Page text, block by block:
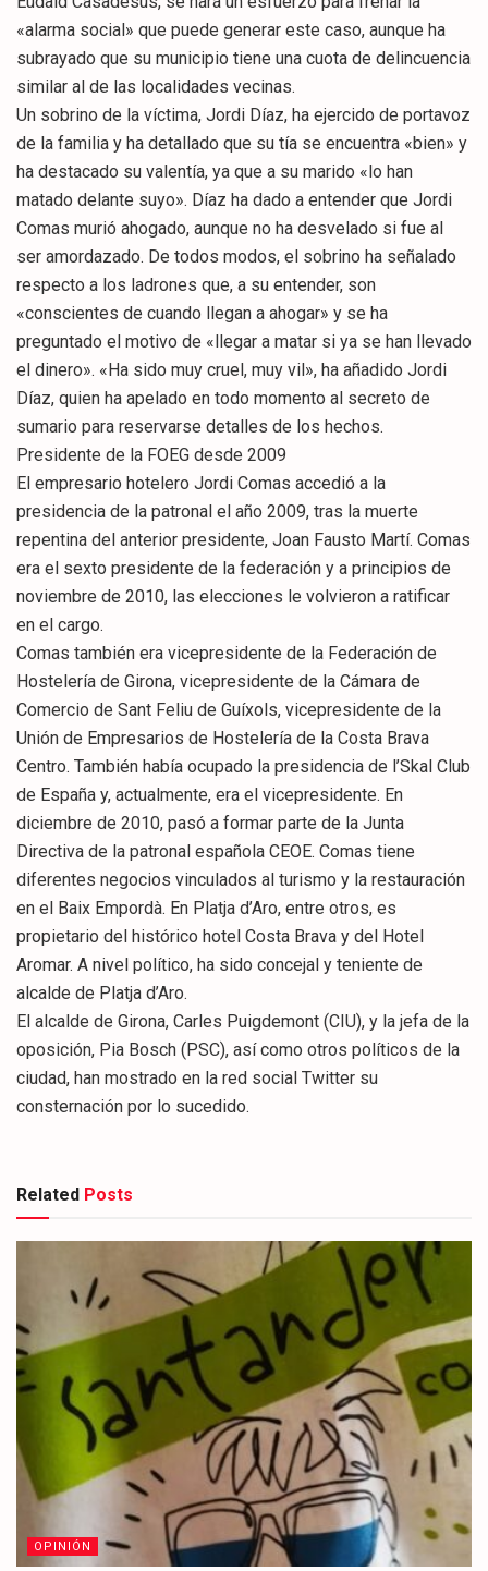
«alarma social» que puede generar este caso, aunque ha
subrayado que su municipio tiene una cuota de delincuencia
similar al de las localidades vecinas.
Un sobrino de la víctima, Jordi Díaz, ha ejercido de portavoz
de la familia y ha detallado que su tía se encuentra «bien» y
ha destacado su valentía, ya que a su marido «lo han
matado delante suyo». Díaz ha dado a entender que Jordi
Comas murió ahogado, aunque no ha desvelado si fue al
ser amordazado. De todos modos, el sobrino ha señalado
respecto a los ladrones que, a su entender, son
«conscientes de cuando llegan a ahogar» y se ha
preguntado el motivo de «llegar a matar si ya se han llevado
el dinero». «Ha sido muy cruel, muy vil», ha añadido Jordi
Díaz, quien ha apelado en todo momento al secreto de
sumario para reservarse detalles de los hechos.
Presidente de la FOEG desde 2009
El empresario hotelero Jordi Comas accedió a la
presidencia de la patronal el año 2009, tras la muerte
repentina del anterior presidente, Joan Fausto Martí. Comas
era el sexto presidente de la federación y a principios de
noviembre de 2010, las elecciones le volvieron a ratificar
en el cargo.
Comas también era vicepresidente de la Federación de
Hostelería de Girona, vicepresidente de la Cámara de
Comercio de Sant Feliu de Guíxols, vicepresidente de la
Unión de Empresarios de Hostelería de la Costa Brava
Centro. También había ocupado la presidencia de l’Skal Club
de España y, actualmente, era el vicepresidente. En
diciembre de 2010, pasó a formar parte de la Junta
Directiva de la patronal española CEOE. Comas tiene
diferentes negocios vinculados al turismo y la restauración
en el Baix Empordà. En Platja d’Aro, entre otros, es
propietario del histórico hotel Costa Brava y del Hotel
Aromar. A nivel político, ha sido concejal y teniente de
alcalde de Platja d’Aro.
El alcalde de Girona, Carles Puigdemont (CIU), y la jefa de la
oposición, Pia Bosch (PSC), así como otros políticos de la
ciudad, han mostrado en la red social Twitter su
consternación por lo sucedido.
Related Posts
OPINIÓN